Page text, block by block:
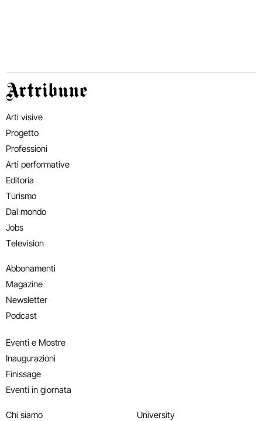
Artribune
Arti visive
Progetto
Professioni
Arti performative
Editoria
Turismo
Dal mondo
Jobs
Television
Abbonamenti
Magazine
Newsletter
Podcast
Eventi e Mostre
Inaugurazioni
Finissage
Eventi in giornata
Chi siamo
University